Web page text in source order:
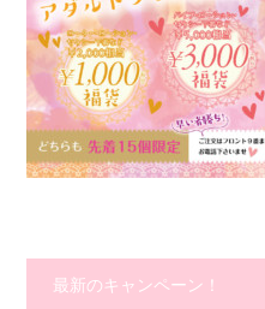
最新のキャンペーン！